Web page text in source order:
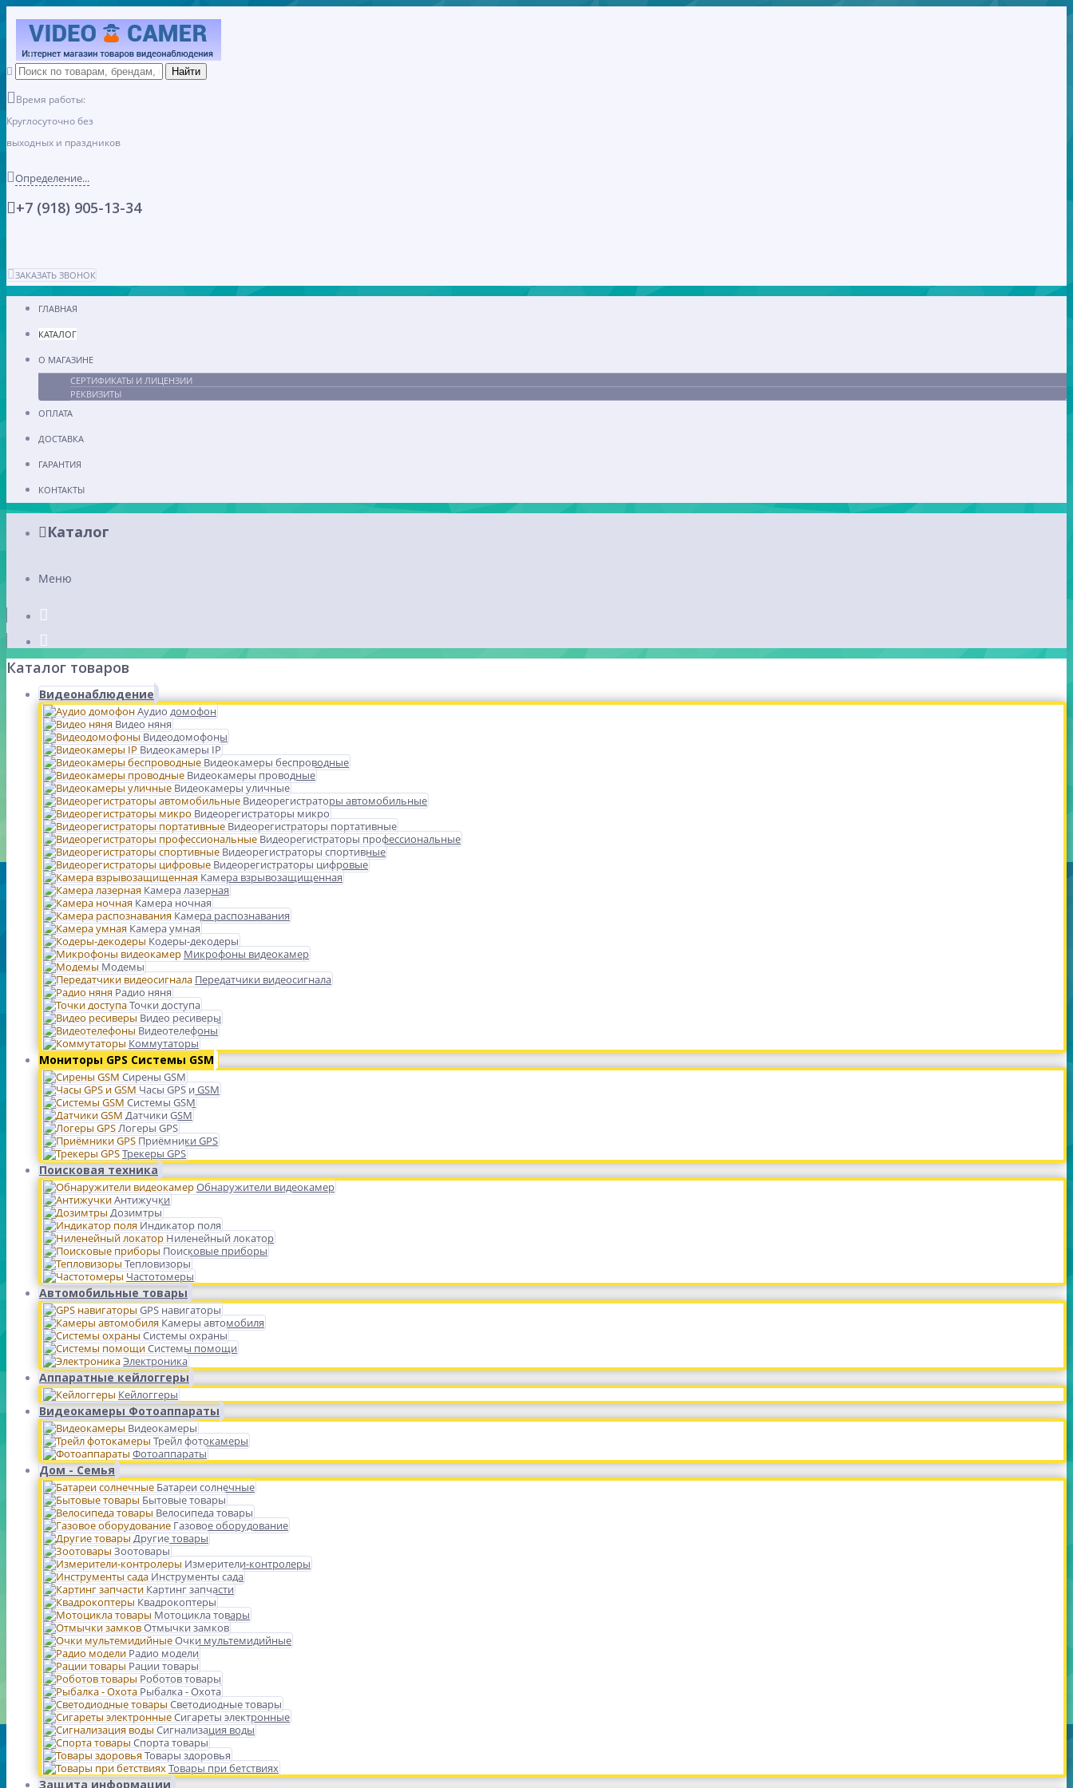
Время работы:
Круглосуточно без
выходных и праздников
Определение...
+7 (918) 905-13-34
ЗАКАЗАТЬ ЗВОНОК
ГЛАВНАЯ
КАТАЛОГ
О МАГАЗИНЕ
СЕРТИФИКАТЫ И ЛИЦЕНЗИИ
РЕКВИЗИТЫ
ОПЛАТА
ДОСТАВКА
ГАРАНТИЯ
КОНТАКТЫ
Каталог
Меню
Каталог товаров
Видеонаблюдение
Аудио домофон
Видео няня
Видеодомофоны
Видеокамеры IP
Видеокамеры беспроводные
Видеокамеры проводные
Видеокамеры уличные
Видеорегистраторы автомобильные
Видеорегистраторы микро
Видеорегистраторы портативные
Видеорегистраторы профессиональные
Видеорегистраторы спортивные
Видеорегистраторы цифровые
Камера взрывозащищенная
Камера лазерная
Камера ночная
Камера распознавания
Камера умная
Кодеры-декодеры
Микрофоны видеокамер
Модемы
Передатчики видеосигнала
Радио няня
Точки доступа
Видео ресиверы
Видеотелефоны
Коммутаторы
Мониторы GPS Системы GSM
Сирены GSM
Часы GPS и GSM
Системы GSM
Датчики GSM
Логеры GPS
Приёмники GPS
Трекеры GPS
Поисковая техника
Обнаружители видеокамер
Антижучки
Дозимтры
Индикатор поля
Ниленейный локатор
Поисковые приборы
Тепловизоры
Частотомеры
Автомобильные товары
GPS навигаторы
Камеры автомобиля
Системы охраны
Системы помощи
Электроника
Аппаратные кейлоггеры
Кейлоггеры
Видеокамеры Фотоаппараты
Видеокамеры
Трейл фотокамеры
Фотоаппараты
Дом - Семья
Батареи солнечные
Бытовые товары
Велосипеда товары
Газовое оборудование
Другие товары
Зоотовары
Измерители-контролеры
Инструменты сада
Картинг запчасти
Квадрокоптеры
Мотоцикла товары
Отмычки замков
Очки мультемидийные
Радио модели
Рации товары
Роботов товары
Рыбалка - Охота
Светодиодные товары
Сигареты электронные
Сигнализация воды
Спорта товары
Товары здоровья
Товары при бетствиях
Защита информации